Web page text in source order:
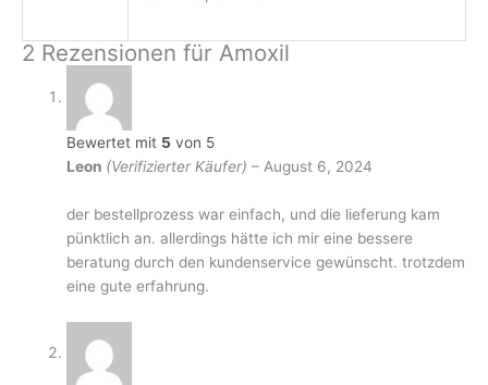
2 Rezensionen für Amoxil
Bewertet mit 5 von 5
Leon (Verifizierter Käufer) – August 6, 2024
der bestellprozess war einfach, und die lieferung kam
pünktlich an. allerdings hätte ich mir eine bessere
beratung durch den kundenservice gewünscht. trotzdem
eine gute erfahrung.